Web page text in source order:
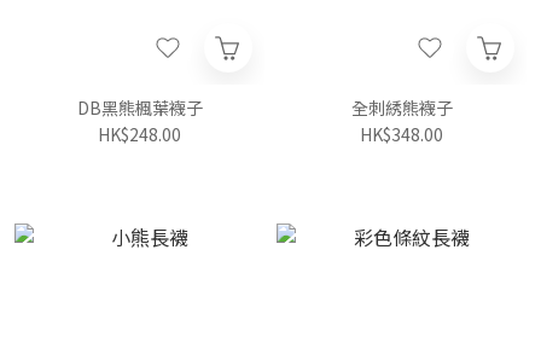
DB黑熊楓葉襪子
HK$248.00
全刺綉熊襪子
HK$348.00